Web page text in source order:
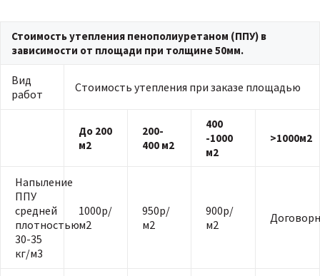
Стоимость утепления пенополиуретаном (ППУ) в
зависимости от площади при толщине 50мм.
Вид
работ
Стоимость утепления при заказе площадью
До 200
м2
200-
400 м2
400
-1000
м2
>1000м2
Напыление
ППУ
средней
плотностью
30-35
кг/м3
1000р/
м2
950р/
м2
900р/
м2